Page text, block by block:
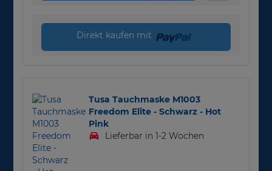
Direkt kaufen mit
Tusa Tauchmaske M1003
Freedom Elite - Schwarz - Hot
Pink
Lieferbar in 1-2 Wochen